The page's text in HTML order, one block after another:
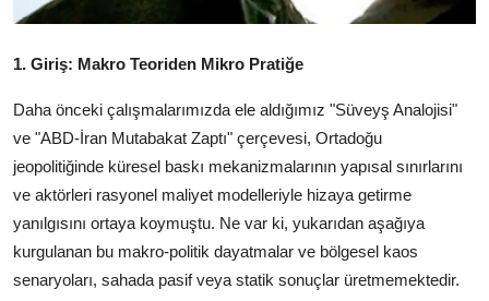
Türkçe
1. Giriş: Makro Teoriden Mikro Pratiğe
Daha önceki çalışmalarımızda ele aldığımız "Süveyş Analojisi"
ve "ABD-İran Mutabakat Zaptı" çerçevesi, Ortadoğu
jeopolitiğinde küresel baskı mekanizmalarının yapısal sınırlarını
ve aktörleri rasyonel maliyet modelleriyle hizaya getirme
yanılgısını ortaya koymuştu. Ne var ki, yukarıdan aşağıya
kurgulanan bu makro-politik dayatmalar ve bölgesel kaos
senaryoları, sahada pasif veya statik sonuçlar üretmemektedir.